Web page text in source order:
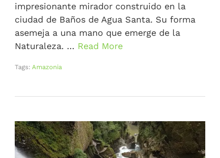
impresionante mirador construido en la
ciudad de Baños de Agua Santa. Su forma
asemeja a una mano que emerge de la
Naturaleza. … Read More
Tags: Amazonia